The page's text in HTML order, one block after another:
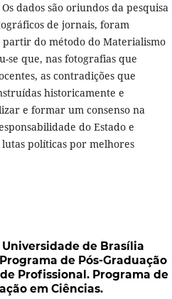
dados são oriundos da pesquisa
de jornais, foram
do método do Materialismo
se que, nas fotografias que
as contradições que
historicamente e
e formar um consenso na
do Estado e
políticas por melhores
Universidade de Brasília
de Pós-Graduação
Profissional. Programa de
em Ciências.